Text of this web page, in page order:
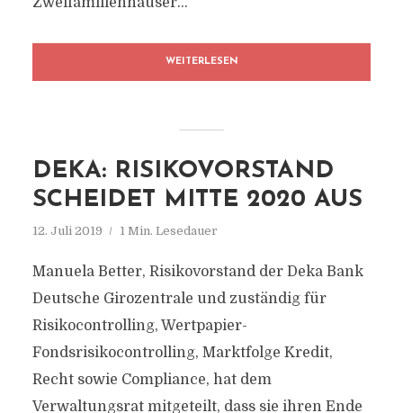
WEITERLESEN
DEKA: RISIKOVORSTAND
SCHEIDET MITTE 2020 AUS
12. Juli 2019 1 Min. Lesedauer
Manuela Better, Risikovorstand der Deka Bank
Deutsche Girozentrale und zuständig für
Risikocontrolling, Wertpapier-
Fondsrisikocontrolling, Marktfolge Kredit,
Recht sowie Compliance, hat dem
Verwaltungsrat mitgeteilt, dass sie ihren Ende